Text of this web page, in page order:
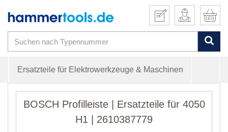
Ersatzteile für Elektrowerkzeuge & Maschinen
BOSCH Profilleiste | Ersatzteile für 4050
H1 | 2610387779